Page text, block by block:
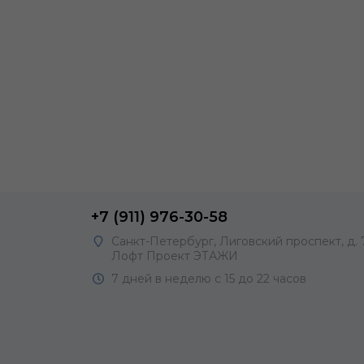
+7 (911) 976-30-58
Санкт-Петербург, Лиговский проспект, д.
Лофт Проект ЭТАЖИ
7 дней в неделю с 15 до 22 часов